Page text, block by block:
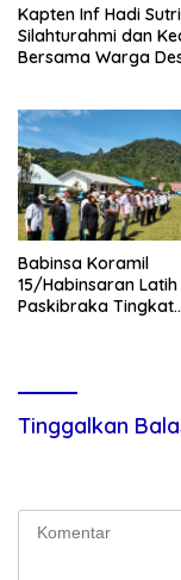
Kapten Inf Hadi
Silahturahmi dan
Bersama Warga
Babinsa Koramil
15/Habinsaran Latih
Paskibraka Tingkat
Tinggalkan